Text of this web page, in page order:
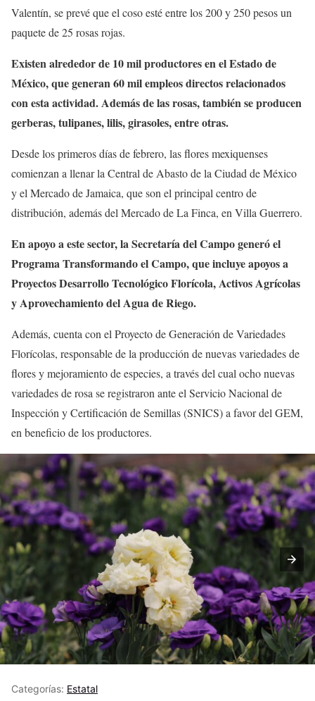
Valentín, se prevé que el coso esté entre los 200 y 250 pesos un
paquete de 25 rosas rojas.
Existen alrededor de 10 mil productores en el Estado de
México, que generan 60 mil empleos directos relacionados
con esta actividad. Además de las rosas, también se producen
gerberas, tulipanes, lilis, girasoles, entre otras.
Desde los primeros días de febrero, las flores mexiquenses
comienzan a llenar la Central de Abasto de la Ciudad de México
y el Mercado de Jamaica, que son el principal centro de
distribución, además del Mercado de La Finca, en Villa Guerrero.
En apoyo a este sector, la Secretaría del Campo generó el
Programa Transformando el Campo, que incluye apoyos a
Proyectos Desarrollo Tecnológico Florícola, Activos Agrícolas
y Aprovechamiento del Agua de Riego.
Además, cuenta con el Proyecto de Generación de Variedades
Florícolas, responsable de la producción de nuevas variedades de
flores y mejoramiento de especies, a través del cual ocho nuevas
variedades de rosa se registraron ante el Servicio Nacional de
Inspección y Certificación de Semillas (SNICS) a favor del GEM,
en beneficio de los productores.
Categorías: Estatal